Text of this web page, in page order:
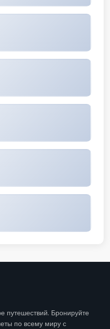
Бронируйте
по всему миру с